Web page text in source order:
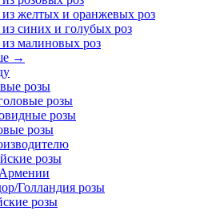
из желтых и оранжевых роз
из синих и голубых роз
из малиновых роз
→
розы
розы
розы
розы
розы
Голландия розы
розы